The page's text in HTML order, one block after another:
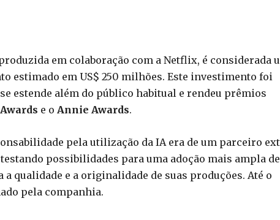
em colaboração com a Netflix, é considerada
estimado em US$ 250 milhões. Este investimento foi
estende além do público habitual e rendeu prêmios
e o Annie Awards.
pela utilização da IA era de um parceiro
possibilidades para uma adoção mais ampla
qualidade e a originalidade de suas produções. Até o
pela companhia.